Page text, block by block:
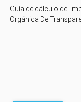
Guía de cálculo del
Orgánica De